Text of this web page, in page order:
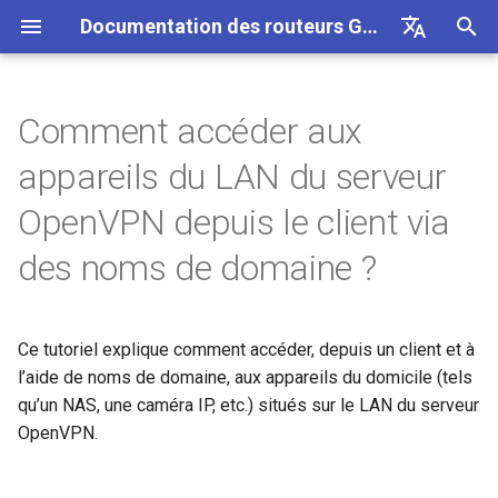
Documentation des routeurs GL.iNet 4
Italiano
t
i
a
i
a
GL-BE10000 (Slate 7 Pro)
GL-MT3600BE (Beryl 7)
GL-E5800 (Mudi 7)
GL-BE9300 (Flint 3)
GL-BE6500 (Flint 3e)
Internet Premiere configuration
Avertissement de votre
navigateur
FAQ de depannage de la
Se connecter a un hotspot
public avec portail captif
Notification de probleme
Notification de probleme
GL-MT2500/GL-X3000/
XE3000
Notification de probleme et
solutions pour GL-X3000/
avec les cartes SIM EE
Depannage
Impossible d'acceder au
panneau d'administration
Impossible de detecter le
hotspot 5G Android
hotspot 5G de l'iPhone
Echec du partage de
Comment configurer
OpenVPN
Comment configurer
WireGuard
hors VPN
Kill Switch VPN
Mise a jour
Telecharger le firmware
Mettre a niveau ou
retrograder manuellement
Autres
Etat du voyant LED
Application mobile GL.iNet
Ajouter Brume 2 a
mobile
Changer le WAN en LAN
Acceder a GL.iNet et
Topologie
Étapes de configuration
1. Modifier les hôtes sur le
serveur (facultatif)
2. Autoriser l’accès à
distance au LAN sur le
serveur
3. Exporter la configuration
SMS
Transfert SMS
Obtenir les journaux du
module
Mettre a niveau le module
Quectel
Verifier l'etat de l'agregation
de porteuses
Utiliser une carte eSIM
physique avec les routeurs
Utiliser une carte eSIM
physique avec les appareils
Site a site
Acceder a LuCI via
GoodCloud
Se connecter a un reseau EAP
Configurer un reseau invite
Comprendre la couverture Wi-
Fi, les points d'acces et la
Configurer une passerelle
drop-in
Configurer la redirection de
Bloquer des appareils clients
Configurer manuellement une
IP statique sur des appareils
clients
d'une IP publique
Mettre a niveau ou
retrograder votre routeur
Connexion Internet Internet
Ethernet
Repeteur
Cellulaire
Sans fil
Sans fil
Clients
Clients
GoodCloud
AstroWarp
VPN
Tableau de bord VPN
Profil client VPN
Client OpenVPN
Client WireGuard
Applications
Plug-ins
DNS dynamique
Stockage reseau
Controle parental
Pare-feu
Redirection de port
Multi-WAN
Reseau invite
Moteur DPI
Statistiques des donnees
Filtre de contenu
SQM
Redirection de port
ACL
Acces administrateur
Apercu
Mise a jour
Taches planifiees
Gestion de l'affichage
Firmware v4.9
Decouvrez nos nouveaux
produits
Deballage et premiere
configuration
Comment accéder aux
appareils du LAN du serveur
OpenVPN depuis le client via
des noms de domaine ?
Ce tutoriel explique comment accéder, depuis un client et à
l’aide de noms de domaine, aux appareils du domicile (tels
qu’un NAS, une caméra IP, etc.) situés sur le LAN du serveur
OpenVPN.